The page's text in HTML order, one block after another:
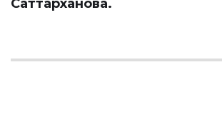
Саттарханова.